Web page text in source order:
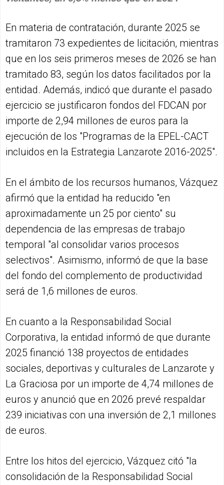
En materia de contratación, durante 2025 se
tramitaron 73 expedientes de licitación, mientras
que en los seis primeros meses de 2026 se han
tramitado 83, según los datos facilitados por la
entidad. Además, indicó que durante el pasado
ejercicio se justificaron fondos del FDCAN por
importe de 2,94 millones de euros para la
ejecución de los "Programas de la EPEL-CACT
incluidos en la Estrategia Lanzarote 2016-2025".
En el ámbito de los recursos humanos, Vázquez
afirmó que la entidad ha reducido "en
aproximadamente un 25 por ciento" su
dependencia de las empresas de trabajo
temporal "al consolidar varios procesos
selectivos". Asimismo, informó de que la base
del fondo del complemento de productividad
será de 1,6 millones de euros.
En cuanto a la Responsabilidad Social
Corporativa, la entidad informó de que durante
2025 financió 138 proyectos de entidades
sociales, deportivas y culturales de Lanzarote y
La Graciosa por un importe de 4,74 millones de
euros y anunció que en 2026 prevé respaldar
239 iniciativas con una inversión de 2,1 millones
de euros.
Entre los hitos del ejercicio, Vázquez citó "la
consolidación de la Responsabilidad Social